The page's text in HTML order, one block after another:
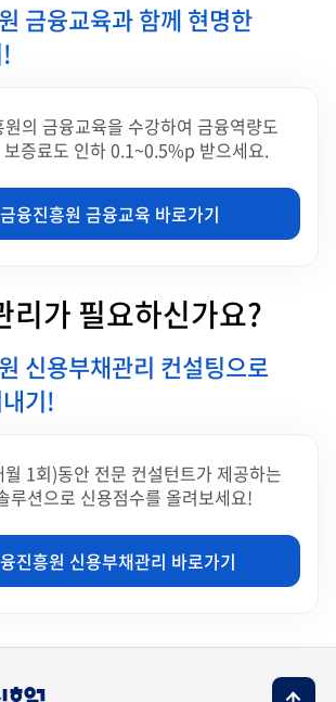
금융교육과 함께 현명한
의 금융교육을 수강하여 금융역량도
보증료도 인하 0.1~0.5%p 받으세요.
융진흥원 금융교육 바로가기
리가 필요하신가요?
신용부채관리 컨설팅으로
기!
1회)동안 전문 컨설턴트가 제공하는
루션으로 신용점수를 올려보세요!
진흥원 신용부채관리 바로가기